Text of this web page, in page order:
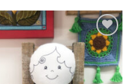
Adicionar
aos
meus
desejos